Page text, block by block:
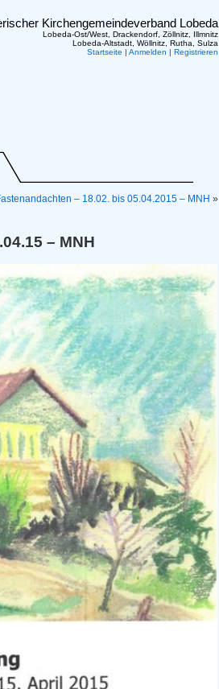
Kirchengemeindeverband Lobeda
Lobeda-Ost/West, Drackendorf, Zöllnitz, Illmnitz
Lobeda-Altstadt, Wöllnitz, Rutha, Sulza
Startseite | Anmelden | Registrieren
– 18.02. bis 05.04.2015 – MNH »
– MNH